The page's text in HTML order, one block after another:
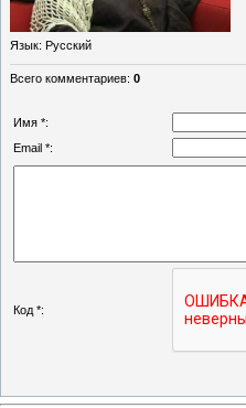
Язык: Русский
Всего комментариев: 0
Имя *:
Email *:
Код *: